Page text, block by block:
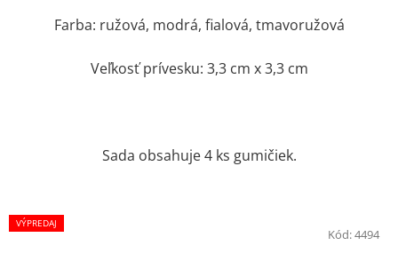
Farba: ružová, modrá, fialová, tmavoružová
Veľkosť prívesku: 3,3 cm x 3,3 cm
Sada obsahuje 4 ks gumičiek.
VÝPREDAJ
Kód:4494